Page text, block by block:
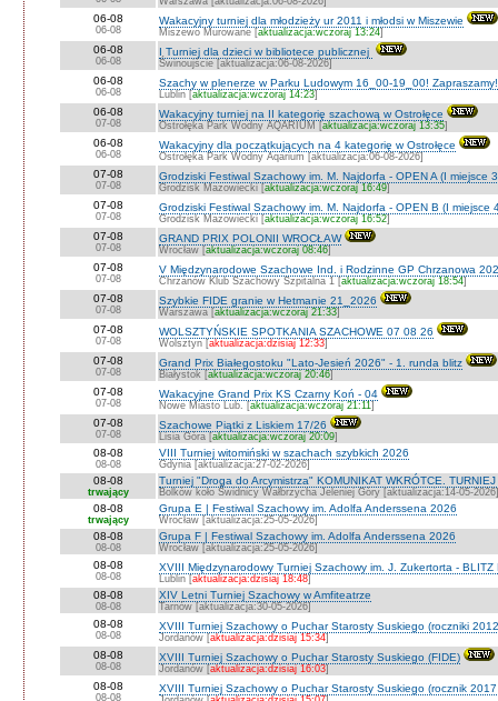
06-08
06-08
Wakacyjny turniej dla młodzieży ur 2011 i młodsi w Miszewie
Miszewo Murowane [aktualizacja:wczoraj 13:24]
06-08
06-08
I Turniej dla dzieci w bibliotece publicznej
Świnoujście [aktualizacja:06-08-2026]
06-08
06-08
Szachy w plenerze w Parku Ludowym 16_00-19_00! Zapraszamy!
Lublin [aktualizacja:wczoraj 14:23]
06-08
07-08
Wakacyjny turniej na II kategorię szachową w Ostrołęce
Ostrołęka Park Wodny AQARIUM [aktualizacja:wczoraj 13:35]
06-08
06-08
Wakacyjny dla początkujących na 4 kategorię w Ostrołęce
Ostrołęka Park Wodny Aqarium [aktualizacja:06-08-2026]
07-08
07-08
Grodziski Festiwal Szachowy im. M. Najdorfa - OPEN A (I miejsce
Grodzisk Mazowiecki [aktualizacja:wczoraj 16:49]
07-08
07-08
Grodziski Festiwal Szachowy im. M. Najdorfa - OPEN B (I miejsce
Grodzisk Mazowiecki [aktualizacja:wczoraj 16:52]
07-08
07-08
GRAND PRIX POLONII WROCŁAW
Wrocław [aktualizacja:wczoraj 08:46]
07-08
07-08
V Międzynarodowe Szachowe Ind. i Rodzinne GP Chrzanowa
Chrzanów Klub Szachowy Szpitalna 1 [aktualizacja:wczoraj 18:54]
07-08
07-08
Szybkie FIDE granie w Hetmanie 21_2026
Warszawa [aktualizacja:wczoraj 21:33]
07-08
07-08
WOLSZTYŃSKIE SPOTKANIA SZACHOWE 07 08 26
Wolsztyn [aktualizacja:dzisiaj 12:33]
07-08
07-08
Grand Prix Białegostoku "Lato-Jesień 2026" - 1. runda blitz
Białystok [aktualizacja:wczoraj 20:46]
07-08
07-08
Wakacyjne Grand Prix KS Czarny Koń - 04
Nowe Miasto Lub. [aktualizacja:wczoraj 21:11]
07-08
07-08
Szachowe Piątki z Liskiem 17/26
Lisia Góra [aktualizacja:wczoraj 20:09]
08-08
08-08
VIII Turniej witomiński w szachach szybkich 2026
Gdynia [aktualizacja:27-02-2026]
08-08
trwający
Turniej "Droga do Arcymistrza" KOMUNIKAT WKRÓTCE.
Bolków koło Świdnicy Wałbrzycha Jeleniej Góry [aktualizacja:14-05-2026]
08-08
trwający
Grupa E | Festiwal Szachowy im. Adolfa Anderssena 2026
Wrocław [aktualizacja:25-05-2026]
08-08
08-08
Grupa F | Festiwal Szachowy im. Adolfa Anderssena 2026
Wrocław [aktualizacja:25-05-2026]
08-08
08-08
XVIII Międzynarodowy Turniej Szachowy im. J. Zukertorta -
Lublin [aktualizacja:dzisiaj 18:48]
08-08
08-08
XIV Letni Turniej Szachowy w Amfiteatrze
Tarnów [aktualizacja:30-05-2026]
08-08
08-08
XVIII Turniej Szachowy o Puchar Starosty Suskiego (roczniki
Jordanów [aktualizacja:dzisiaj 15:34]
08-08
08-08
XVIII Turniej Szachowy o Puchar Starosty Suskiego (FIDE)
Jordanów [aktualizacja:dzisiaj 16:03]
08-08
08-08
XVIII Turniej Szachowy o Puchar Starosty Suskiego (rocznik 2017